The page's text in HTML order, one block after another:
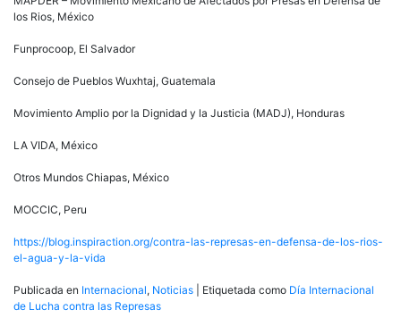
los Rios, México
Funprocoop, El Salvador
Consejo de Pueblos Wuxhtaj, Guatemala
Movimiento Amplio por la Dignidad y la Justicia (MADJ), Honduras
LA VIDA, México
Otros Mundos Chiapas, México
MOCCIC, Peru
https://blog.inspiraction.org/contra-las-represas-en-defensa-de-los-rios-
el-agua-y-la-vida
Publicada en Internacional, Noticias Etiquetada como Día Internacional
de Lucha contra las Represas